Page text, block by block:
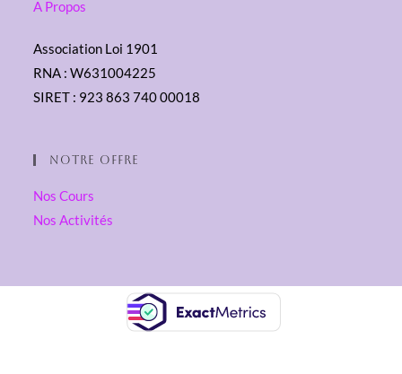
A Propos
Association Loi 1901
RNA : W631004225
SIRET : 923 863 740 00018
Notre Offre
Nos Cours
Nos Activités